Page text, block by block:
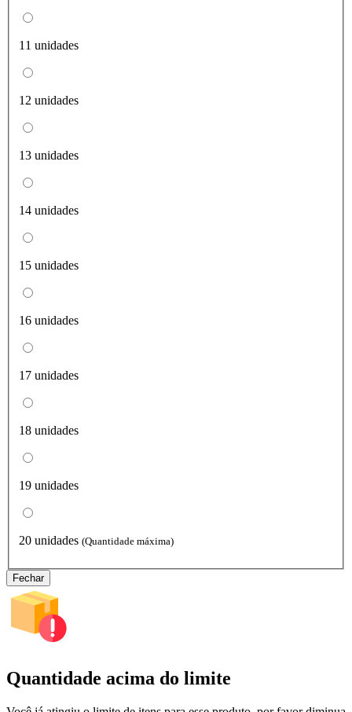
11 unidades
12 unidades
13 unidades
14 unidades
15 unidades
16 unidades
17 unidades
18 unidades
19 unidades
20 unidades (Quantidade máxima)
Fechar
Quantidade acima do limite